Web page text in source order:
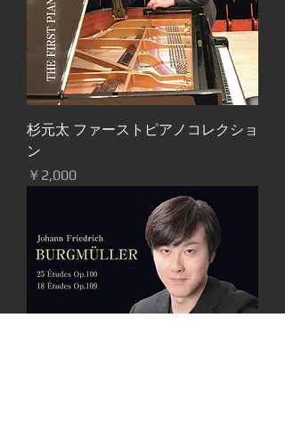
杉元太 ファーストピアノコレクショ
ン
価格
￥2,000